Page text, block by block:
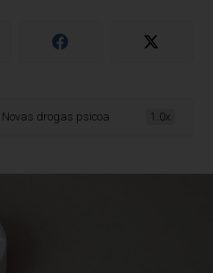
Novas drogas psicoativas: desafio cresce
1.0x